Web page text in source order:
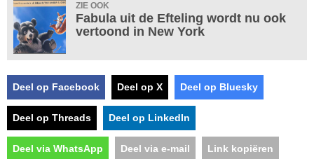
ZIE OOK
Fabula uit de Efteling wordt nu ook
vertoond in New York
Deel op Facebook Deel op X Deel op Bluesky
Deel op Threads Deel op LinkedIn
Deel via WhatsApp Deel via e-mail Link kopiëren